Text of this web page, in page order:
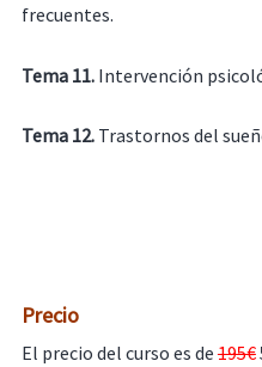
frecuentes.
Tema 11.Intervención
Tema 12.Trastornos del
Precio
El precio del curso es de 195€